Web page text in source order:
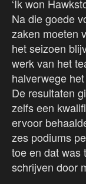
‘Ik won
Na die goede
zaken moeten
het seizoen
werk van het
halverwege
De resultaten
zelfs een
ervoor
zes podiums
toe en dat was
schrijven door